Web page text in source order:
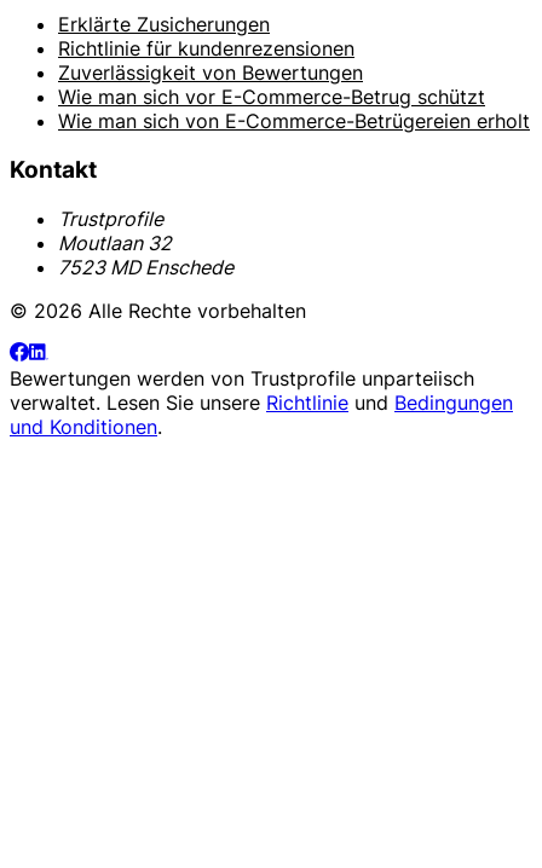
Erklärte Zusicherungen
Richtlinie für kundenrezensionen
Zuverlässigkeit von Bewertungen
Wie man sich vor E-Commerce-Betrug schützt
Wie man sich von E-Commerce-Betrügereien erholt
Kontakt
Trustprofile
Moutlaan 32
7523 MD Enschede
© 2026 Alle Rechte vorbehalten
Bewertungen werden von Trustprofile unparteiisch
verwaltet. Lesen Sie unsere Richtlinie und Bedingungen
und Konditionen.